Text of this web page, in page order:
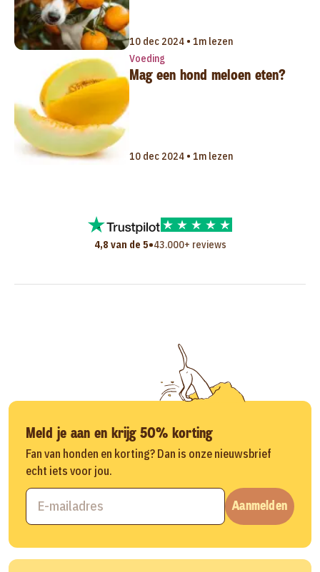
10 dec 2024 • 1m lezen
Voeding
Mag een hond meloen eten?
10 dec 2024 • 1m lezen
4,8 van de 5•43.000+ reviews
Meld je aan en krijg 50% korting
Fan van honden en korting? Dan is onze nieuwsbrief
echt iets voor jou.
Aanmelden